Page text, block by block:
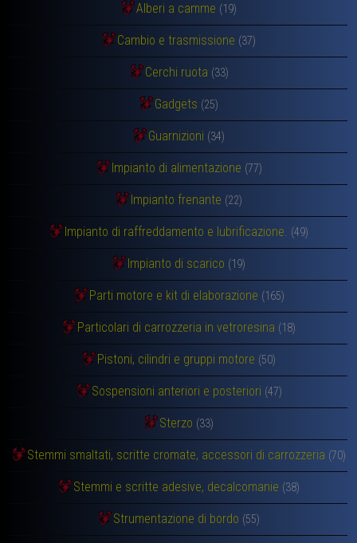
Alberi a camme (19)
Cambio e trasmissione (37)
Cerchi ruota (33)
Gadgets (25)
Guarnizioni (34)
Impianto di alimentazione (77)
Impianto frenante (22)
Impianto di raffreddamento e lubrificazione. (49)
Impianto di scarico (19)
Parti motore e kit di elaborazione (165)
Particolari di carrozzeria in vetroresina (18)
Pistoni, cilindri e gruppi motore (50)
Sospensioni anteriori e posteriori (47)
Sterzo (33)
Stemmi smaltati, scritte cromate, accessori di carrozzeria (70)
Stemmi e scritte adesive, decalcomanie (38)
Strumentazione di bordo (55)